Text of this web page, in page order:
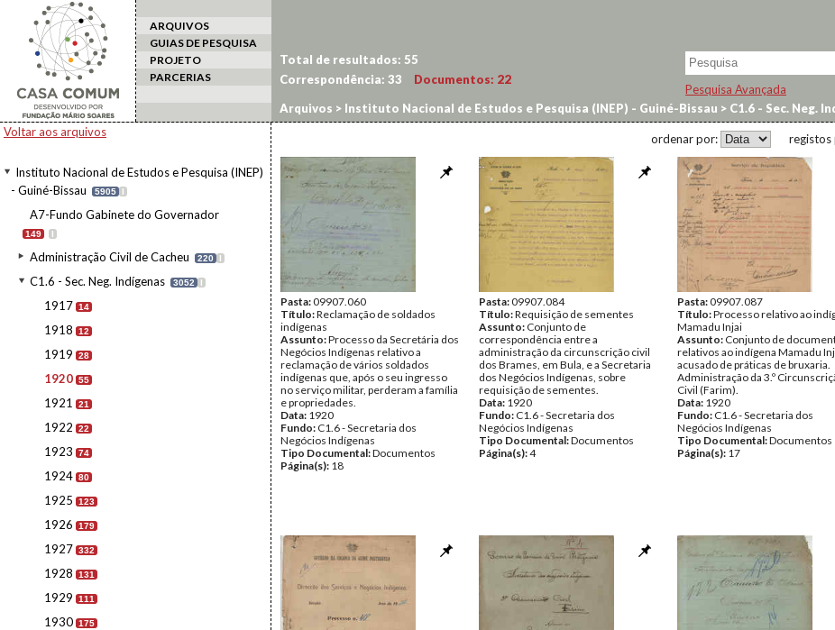
ARQUIVOS
GUIAS DE PESQUISA
PROJETO
PARCERIAS
Pesquisa Avançada
Voltar aos arquivos
Instituto Nacional de Estudos e Pesquisa (INEP)
- Guiné-Bissau
5905 I
A7-Fundo Gabinete do Governador
149 I
Administração Civil de Cacheu 220 I
C1.6 - Sec. Neg. Indígenas 3052 I
1917 14
1918 12
1919 28
1920 55
1921 21
1922 22
1923 74
1924 80
1925 123
1926 179
1927 332
1928 131
1929 111
1930 175
Total de resultados: 55
Correspondência: 33 Documentos: 22
Arquivos > Instituto Nacional de Estudos e Pesquisa (INEP) - Guiné-Bissau > C1.6 - Sec. Neg.
registos
ordenar por:
Pasta:09907.060
Título:Reclamação de soldados
indígenas
Assunto:Processo da Secretária dos
Negócios Indígenas relativo a
reclamação de vários soldados
indígenas que, após o seu ingresso
no serviço militar, perderam a família
e propriedades.
Data: 1920
Fundo: C1.6 - Secretaria dos
Negócios Indígenas
Tipo Documental:Documentos
Página(s): 18
Pasta:09907.084
Título:Requisição de sementes
Assunto: Conjunto de
correspondência entre a
administração da circunscrição civil
dos Brames, em Bula, e a Secretaria
dos Negócios Indígenas, sobre
requisição de sementes.
Data: 1920
Fundo: C1.6 - Secretaria dos
Negócios Indígenas
Tipo Documental:Documentos
Página(s):4
Pasta:09907.087
Título:Processo relativo ao
Mamadu Injai
Assunto: Conjunto de
relativos ao indígena Mamadu
acusado de práticas de bruxaria.
Administração da 3.º
Civil (Farim).
Data: 1920
Fundo: C1.6 - Secretaria dos
Negócios Indígenas
Tipo Documental:Documentos
Página(s): 17